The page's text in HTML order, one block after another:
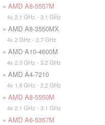
» AMD A8-5557M
4x 2.1 GHz - 3.1 GHz
» AMD A8-3550MX
4x 2 GHz - 2.7 GHz
» AMD A10-4600M
4x 2.3 GHz - 3.2 GHz
» AMD A4-7210
4x 1.8 GHz - 2.2 GHz
» AMD A8-5550M
4x 2.1 GHz - 3.1 GHz
» AMD A6-5357M